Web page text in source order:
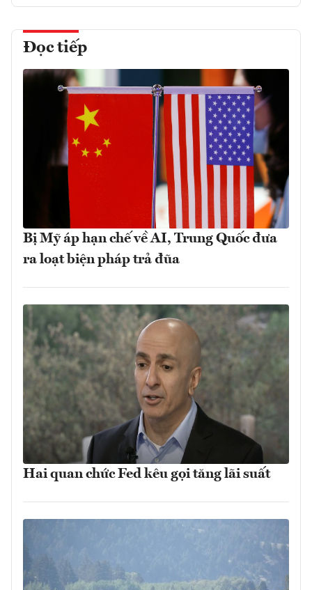
Đọc tiếp
Bị Mỹ áp hạn chế về AI, Trung Quốc đưa
ra loạt biện pháp trả đũa
Hai quan chức Fed kêu gọi tăng lãi suất